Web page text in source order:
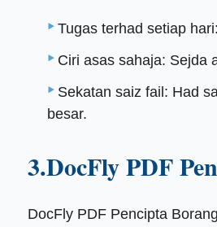
Tugas terhad setiap
Ciri asas sahaja: Sejda
Sekatan saiz fail: Had
besar.
3.DocFly PDF
DocFly PDF Pencipta